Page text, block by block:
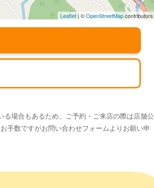
Leaflet | ©OpenStreetMapcontributors
場合もあるため、ご予約・ご来店の際は店舗公
手数ですがお問い合わせフォームよりお願い申